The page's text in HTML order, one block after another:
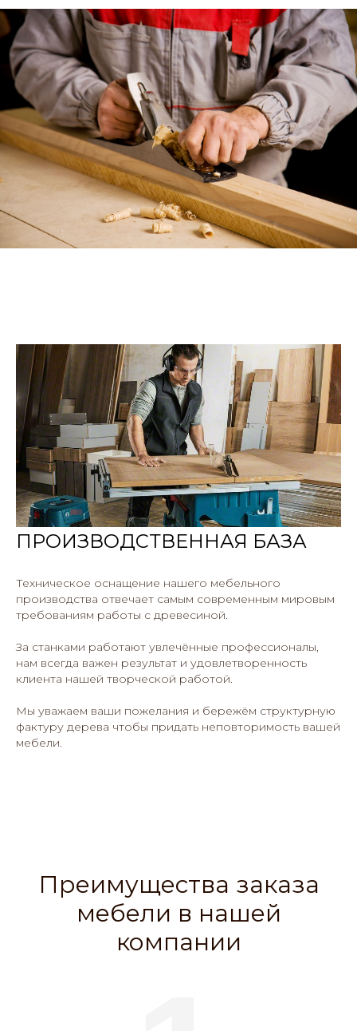
ПРОИЗВОДСТВЕННАЯ БАЗА
Техническое оснащение нашего мебельного
производства отвечает самым современным мировым
требованиям работы с древесиной.
За станками работают увлечённые профессионалы,
нам всегда важен результат и удовлетворенность
клиента нашей творческой работой.
Мы уважаем ваши пожелания и бережём структурную
фактуру дерева чтобы придать неповторимость вашей
мебели.
Преимущества заказа
мебели в нашей
компании